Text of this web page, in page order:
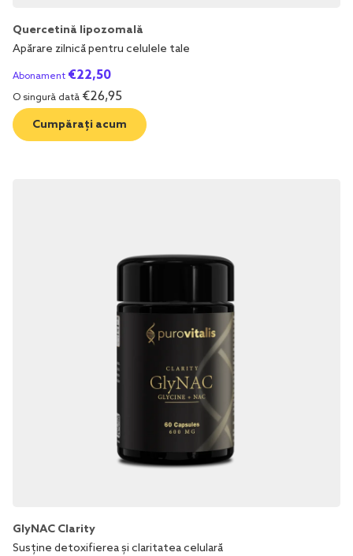
Quercetină lipozomală
Apărare zilnică pentru celulele tale
Abonament €22,50
O singură dată €26,95
Cumpărați acum
GlyNAC Clarity
Susține detoxifierea și claritatea celulară